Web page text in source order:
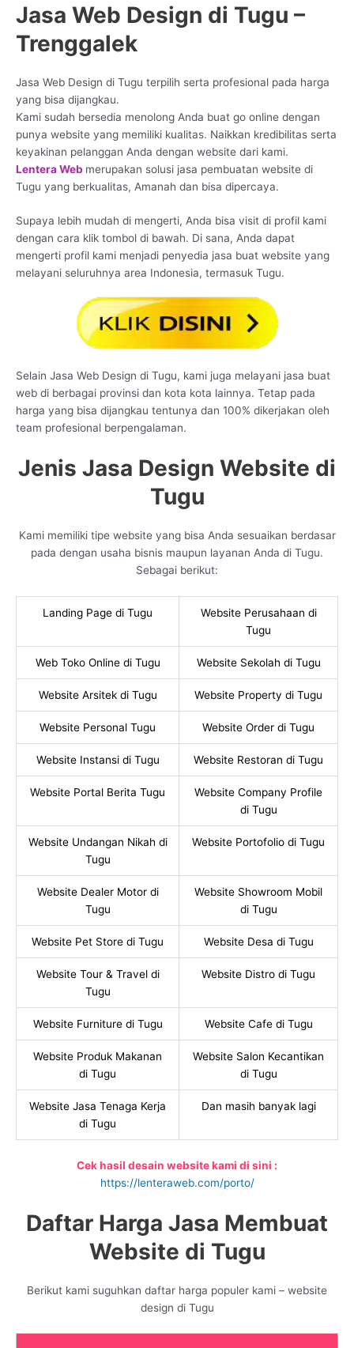
Jasa Web Design di Tugu –
Trenggalek
Jasa Web Design di Tugu terpilih serta profesional pada harga
yang bisa dijangkau.
Kami sudah bersedia menolong Anda buat go online dengan
punya website yang memiliki kualitas. Naikkan kredibilitas serta
keyakinan pelanggan Anda dengan website dari kami.
Lentera Web merupakan solusi jasa pembuatan website di
Tugu yang berkualitas, Amanah dan bisa dipercaya.
Supaya lebih mudah di mengerti, Anda bisa visit di profil kami
dengan cara klik tombol di bawah. Di sana, Anda dapat
mengerti profil kami menjadi penyedia jasa buat website yang
melayani seluruhnya area Indonesia, termasuk Tugu.
Selain Jasa Web Design di Tugu, kami juga melayani jasa buat
web di berbagai provinsi dan kota kota lainnya. Tetap pada
harga yang bisa dijangkau tentunya dan 100% dikerjakan oleh
team profesional berpengalaman.
Jenis Jasa Design Website di
Tugu
Kami memiliki tipe website yang bisa Anda sesuaikan berdasar
pada dengan usaha bisnis maupun layanan Anda di Tugu.
Sebagai berikut:
Landing Page di Tugu
Website Perusahaan di
Tugu
Web Toko Online di Tugu Website Sekolah di Tugu
Website Arsitek di Tugu Website Property di Tugu
Website Personal Tugu Website Order di Tugu
Website Instansi di Tugu Website Restoran di Tugu
Website Portal Berita Tugu
Website Company Profile
di Tugu
Website Undangan Nikah di
Tugu
Website Portofolio di Tugu
Website Dealer Motor di
Tugu
Website Showroom Mobil
di Tugu
Website Pet Store di Tugu Website Desa di Tugu
Website Tour & Travel di
Tugu
Website Distro di Tugu
Website Furniture di Tugu Website Cafe di Tugu
Website Produk Makanan
di Tugu
Website Salon Kecantikan
di Tugu
Website Jasa Tenaga Kerja
di Tugu
Dan masih banyak lagi
Cek hasil desain website kami di sini :
https://lenteraweb.com/porto/
Daftar Harga Jasa Membuat
Website di Tugu
Berikut kami suguhkan daftar harga populer kami – website
design di Tugu